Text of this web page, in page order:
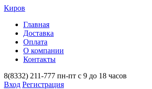
Киров
Главная
Доставка
Оплата
О компании
Контакты
8(8332) 211-777 пн-пт с 9 до 18 часов
Вход Регистрация